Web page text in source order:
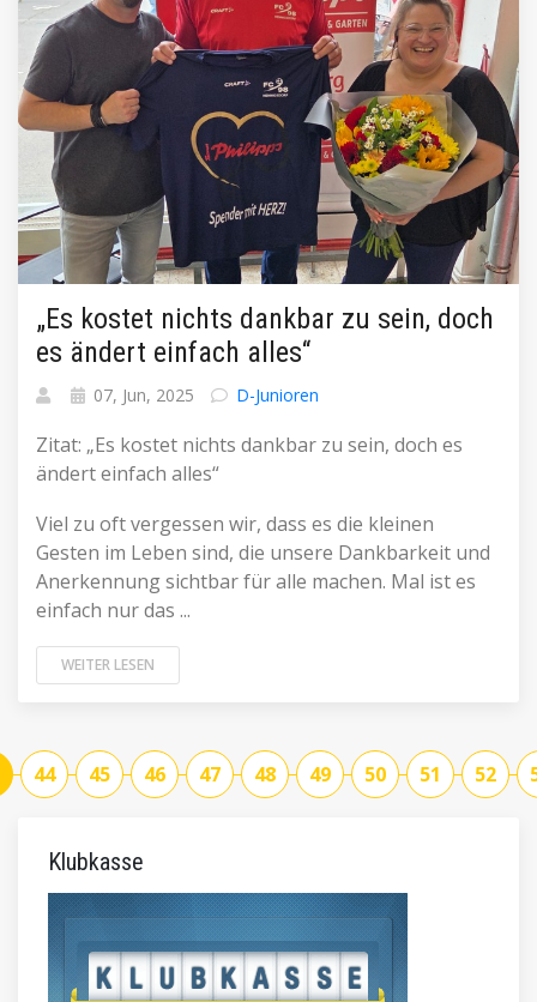
„Es kostet nichts dankbar zu sein, doch
es ändert einfach alles“
07, Jun, 2025 D-Junioren
Zitat: „Es kostet nichts dankbar zu sein, doch es
ändert einfach alles“
Viel zu oft vergessen wir, dass es die kleinen
Gesten im Leben sind, die unsere Dankbarkeit und
Anerkennung sichtbar für alle machen. Mal ist es
einfach nur das ...
WEITER LESEN
44 45 46 47 48 49 50 51 52
Klubkasse